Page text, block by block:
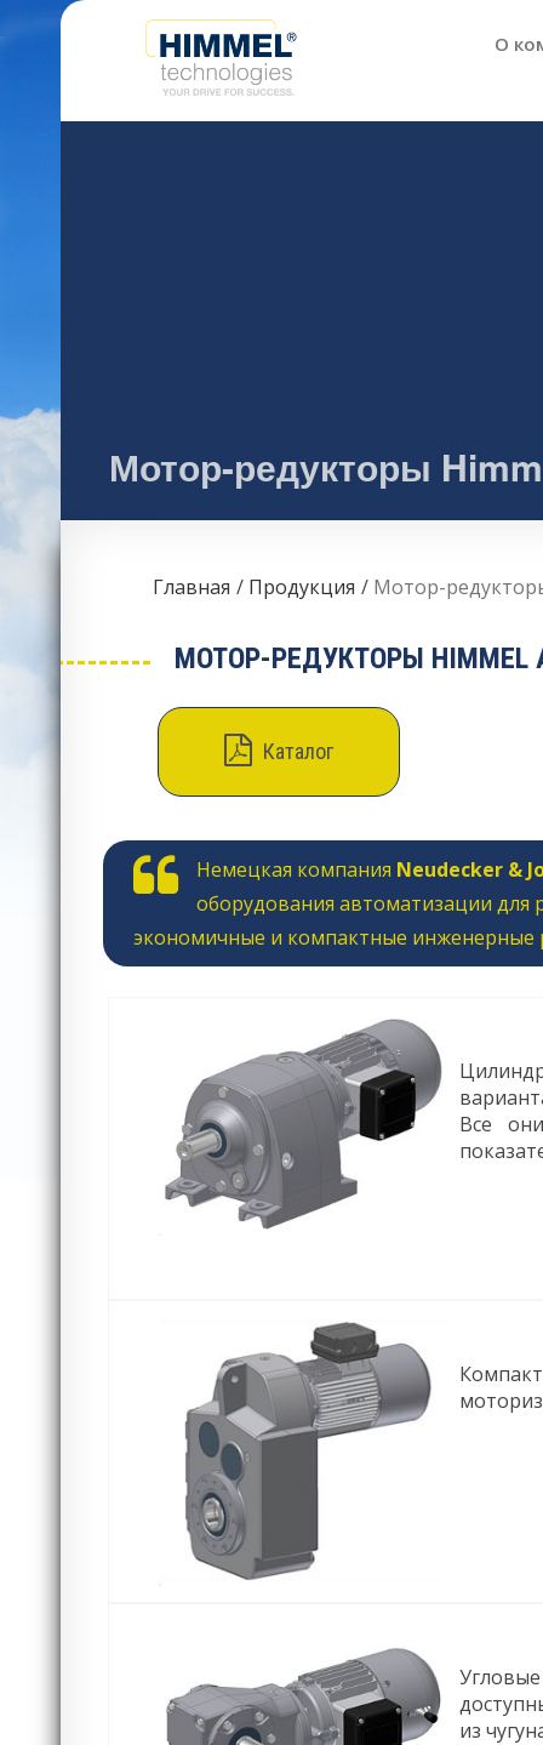
О
Мотор-редукторы
Главная Продукция Мотор-
МОТОР-РЕДУКТОРЫ HIMMEL
Каталог
Немецкая компания Neudecker &
оборудования автоматизации для
экономичные и компактные инженерные
Все
из